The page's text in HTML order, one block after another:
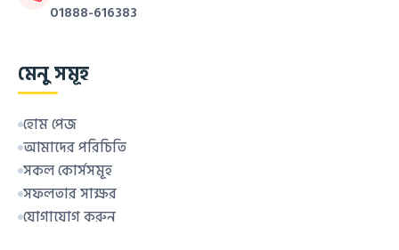
01888-616383
মেনু সমূহ
হোম পেজ
আমাদের পরিচিতি
সকল কোর্সসমূহ
সফলতার সাক্ষর
যোগাযোগ করুন